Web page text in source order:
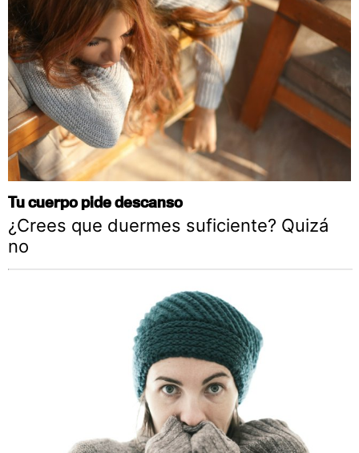
Tu cuerpo pide descanso
¿Crees que duermes suficiente? Quizá
no